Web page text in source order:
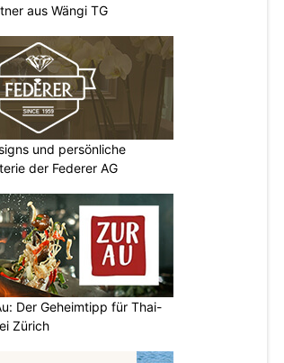
aus Wängi TG
und persönliche
der Federer AG
Der Geheimtipp für Thai-
Zürich